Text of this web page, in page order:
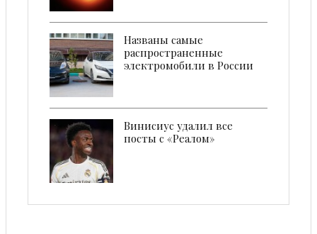
Названы самые
распространенные
электромобили в России
Винисиус удалил все
посты с «Реалом»